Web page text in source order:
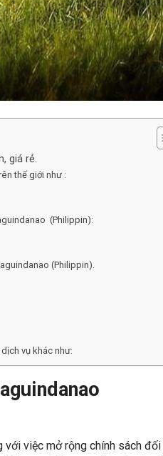
giá rẻ.
thế giới như :
(Philippin):
(Philippin).
vụ khác như:
với việc mở rộng chính sách